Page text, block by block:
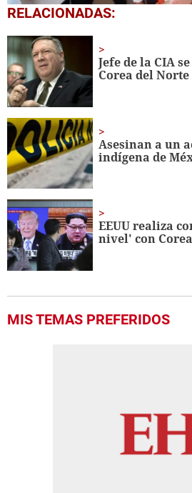
0
seconds
minute,
56
seconds
RELACIONADAS:
Jefe de la CIA
Corea del Norte
Asesinan a un
indígena de
EEUU realiza
nivel' con
MIS TEMAS PREFERIDOS